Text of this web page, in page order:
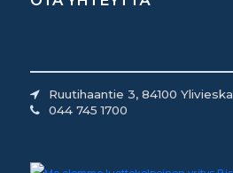
Ruutihaantie 3, 84100 Ylivieska
044 745 1700